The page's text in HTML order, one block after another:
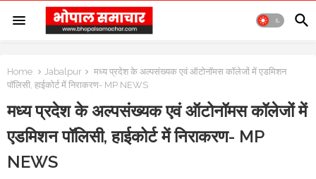
Home Jabalpur
मध्य प्रदेश के अल्पसंख्यक एवं ऑटोनॉमस कॉलेजों में एडमिशन
पॉलिसी, हाईकोर्ट में निराकरण- MP NEWS
मध्य प्रदेश के अल्पसंख्यक एवं ऑटोनॉमस कॉलेजों में
एडमिशन पॉलिसी, हाईकोर्ट में निराकरण- MP
NEWS